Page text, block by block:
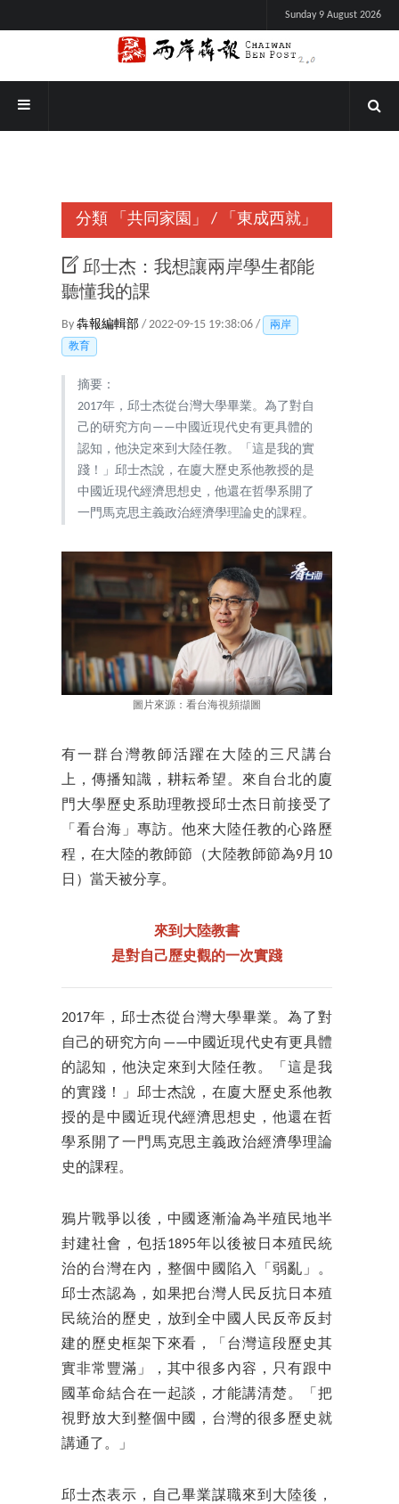
Sunday 9 August 2026
分類 「共同家園」 / 「東成西就」
邱士杰：我想讓兩岸學生都能
聽懂我的課
By 犇報編輯部 / 2022-09-15 19:38:06 /
兩岸
教育
摘要：
2017年，邱士杰從台灣大學畢業。為了對自
己的研究方向——中國近現代史有更具體的
認知，他決定來到大陸任教。「這是我的實
踐！」邱士杰說，在廈大歷史系他教授的是
中國近現代經濟思想史，他還在哲學系開了
一門馬克思主義政治經濟學理論史的課程。
圖片來源：看台海視頻擷圖
有一群台灣教師活躍在大陸的三尺講台
上，傳播知識，耕耘希望。來自台北的廈
門大學歷史系助理教授邱士杰日前接受了
「看台海」專訪。他來大陸任教的心路歷
程，在大陸的教師節（大陸教師節為9月10
日）當天被分享。
來到大陸教書
是對自己歷史觀的一次實踐
2017年，邱士杰從台灣大學畢業。為了對
自己的研究方向——中國近現代史有更具體
的認知，他決定來到大陸任教。「這是我
的實踐！」邱士杰說，在廈大歷史系他教
授的是中國近現代經濟思想史，他還在哲
學系開了一門馬克思主義政治經濟學理論
史的課程。
鴉片戰爭以後，中國逐漸淪為半殖民地半
封建社會，包括1895年以後被日本殖民統
治的台灣在內，整個中國陷入「弱亂」。
邱士杰認為，如果把台灣人民反抗日本殖
民統治的歷史，放到全中國人民反帝反封
建的歷史框架下來看，「台灣這段歷史其
實非常豐滿」，其中很多內容，只有跟中
國革命結合在一起談，才能講清楚。「把
視野放大到整個中國，台灣的很多歷史就
講通了。」
邱士杰表示，自己畢業謀職來到大陸後，